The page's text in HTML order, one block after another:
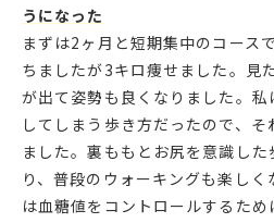
うになった
まずは2ヶ月と短期集中のコース
ちましたが3キロ痩せました。見
が出て姿勢も良くなりました。私
してしまう歩き方だったので、
ました。裏ももとお尻を意識し
り、普段のウォーキングも楽し
は血糖値をコントロールするた